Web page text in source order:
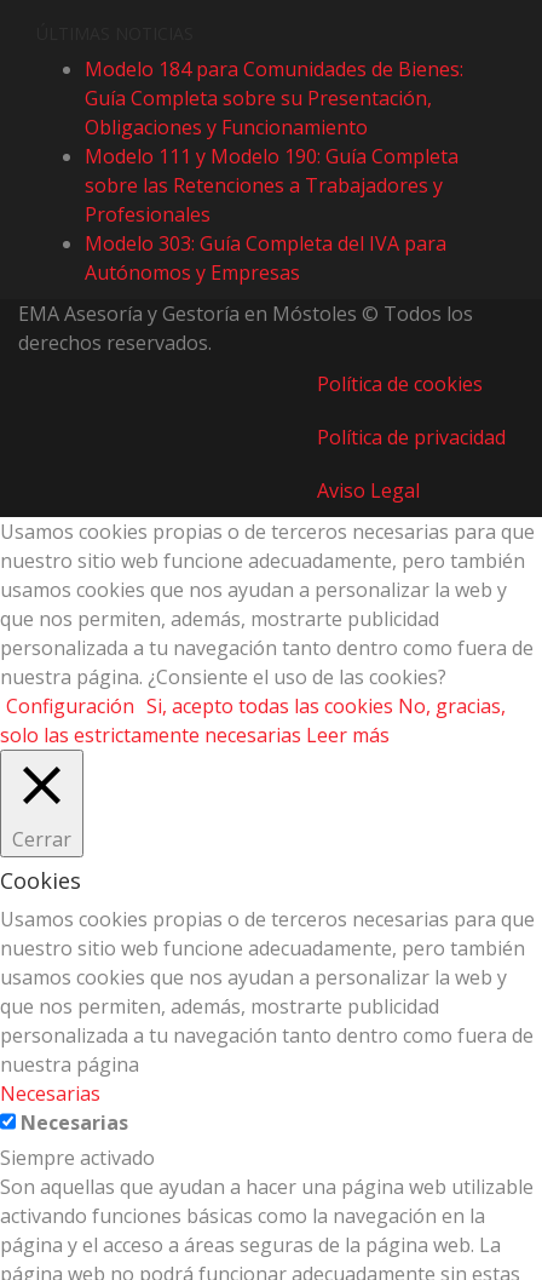
Modelo 184 para Comunidades de Bienes:
Guía Completa sobre su Presentación,
Obligaciones y Funcionamiento
Modelo 111 y Modelo 190: Guía Completa
sobre las Retenciones a Trabajadores y
Profesionales
Modelo 303: Guía Completa del IVA para
Autónomos y Empresas
EMA Asesoría y Gestoría en Móstoles © Todos los
derechos reservados.
Política de cookies
Política de privacidad
Aviso Legal
Usamos cookies propias o de terceros necesarias para que
nuestro sitio web funcione adecuadamente, pero también
usamos cookies que nos ayudan a personalizar la web y
que nos permiten, además, mostrarte publicidad
personalizada a tu navegación tanto dentro como fuera de
nuestra página. ¿Consiente el uso de las cookies?
Configuración Si, acepto todas las cookies No, gracias,
solo las estrictamente necesarias Leer más
Cerrar
Cookies
Usamos cookies propias o de terceros necesarias para que
nuestro sitio web funcione adecuadamente, pero también
usamos cookies que nos ayudan a personalizar la web y
que nos permiten, además, mostrarte publicidad
personalizada a tu navegación tanto dentro como fuera de
nuestra página
Necesarias
Necesarias
Siempre activado
Son aquellas que ayudan a hacer una página web utilizable
activando funciones básicas como la navegación en la
página y el acceso a áreas seguras de la página web. La
página web no podrá funcionar adecuadamente sin estas